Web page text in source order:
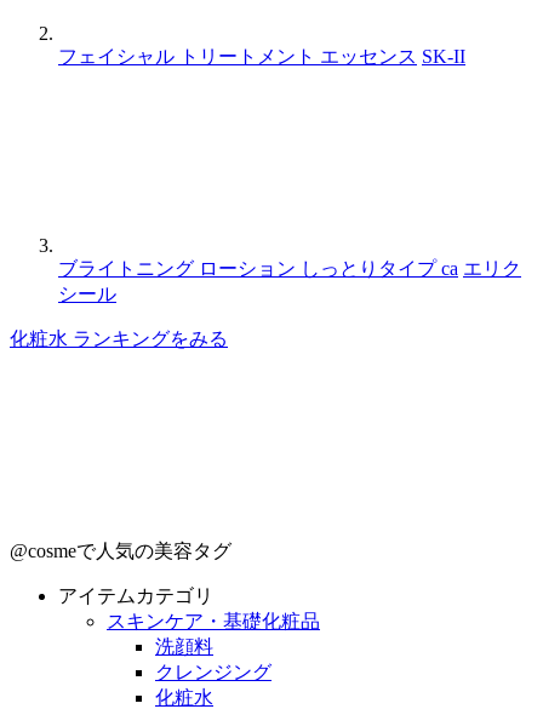
フェイシャル トリートメント エッセンス SK-II
ブライトニング ローション しっとりタイプ ca エリク
シール
化粧水 ランキングをみる
@cosmeで人気の美容タグ
アイテムカテゴリ
スキンケア・基礎化粧品
洗顔料
クレンジング
化粧水